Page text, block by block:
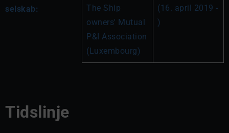
selskab:
The Ship
owners' Mutual
P&I Association
(Luxembourg)
(16. april 2019 -
)
Tidslinje